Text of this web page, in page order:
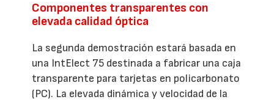
Componentes transparentes con
elevada calidad óptica
La segunda demostración estará basada en
una IntElect 75 destinada a fabricar una caja
transparente para tarjetas en policarbonato
(PC). La elevada dinámica y velocidad de la